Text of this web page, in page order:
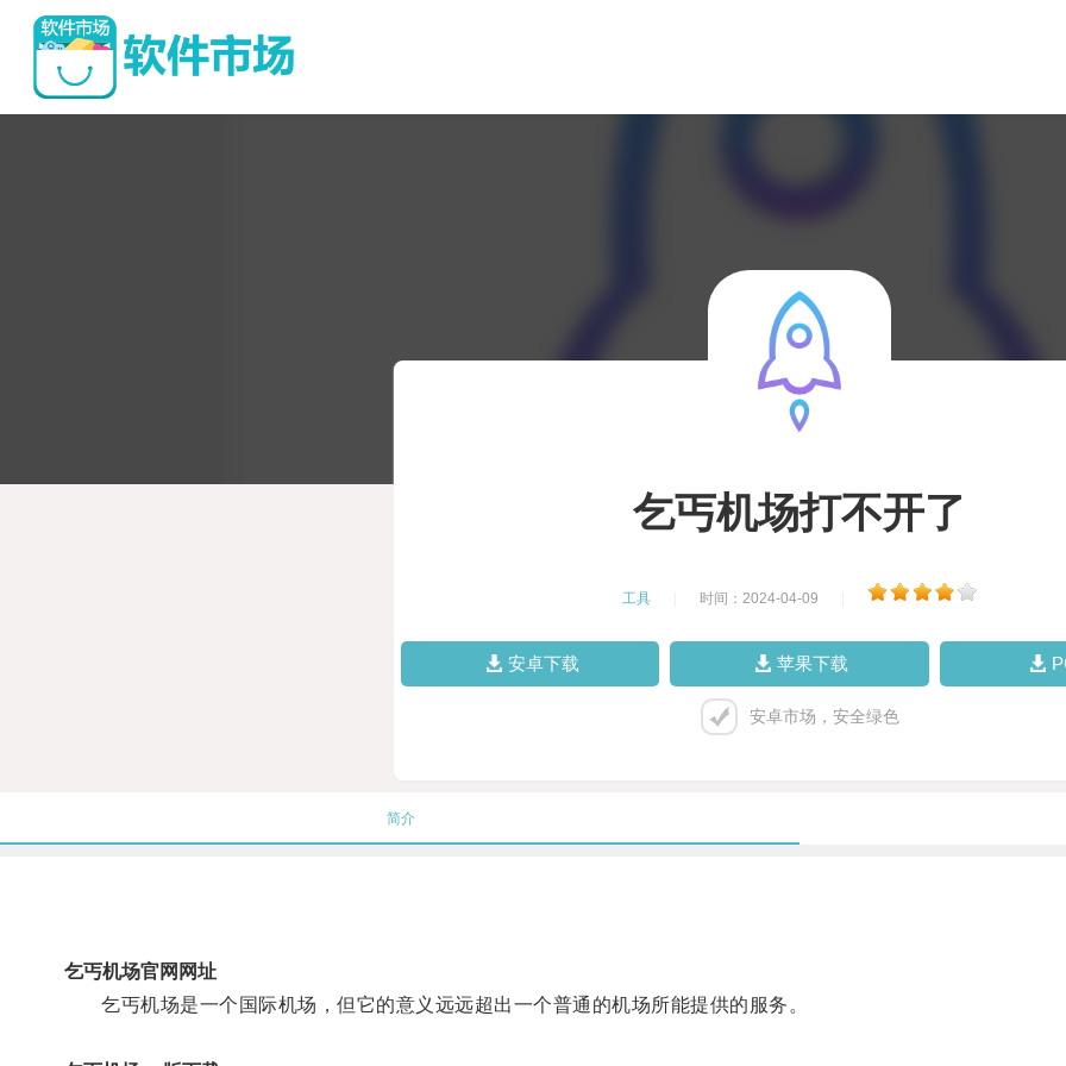
乞丐机场打不开了
工具 时间：2024-04-09
安卓下载 苹果下载
安卓市场，安全绿色
简介
乞丐机场官网网址
乞丐机场是一个国际机场，但它的意义远远超出一个普通的机场所能提供的服务。